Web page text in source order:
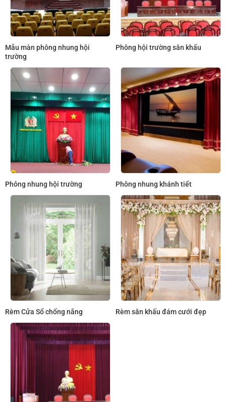
Mẫu màn phông nhung hội
trường
Phông hội trường sân khấu
Phông nhung hội trường Phông nhung khánh tiết
Rèm Cửa Sổ chống nắng Rèm sân khấu đám cưới đẹp